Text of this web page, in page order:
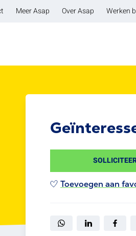
Meer Asap Over Asap Werken
Toevoegen aan